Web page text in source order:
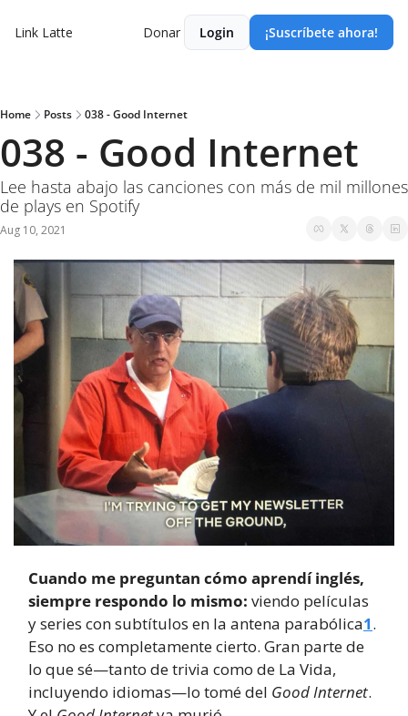
Link Latte Donar Login ¡Suscríbete ahora!
Home Posts 038 - Good Internet
038 - Good Internet
Lee hasta abajo las canciones con más de mil millones
de plays en Spotify
Aug 10, 2021
Cuando me preguntan cómo aprendí inglés,
siempre respondo lo mismo: viendo películas
y series con subtítulos en la antena parabólica1.
Eso no es completamente cierto. Gran parte de
lo que sé—tanto de trivia como de La Vida,
incluyendo idiomas—lo tomé del Good Internet.